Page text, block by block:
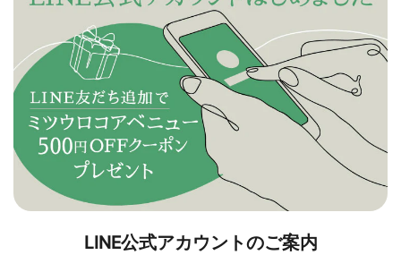
LINE公式アカウントのご案内